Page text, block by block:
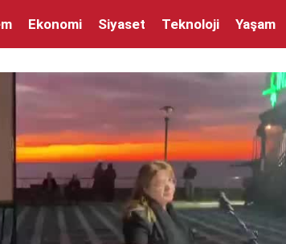
Ekonomi Siyaset Teknoloji Yaşam